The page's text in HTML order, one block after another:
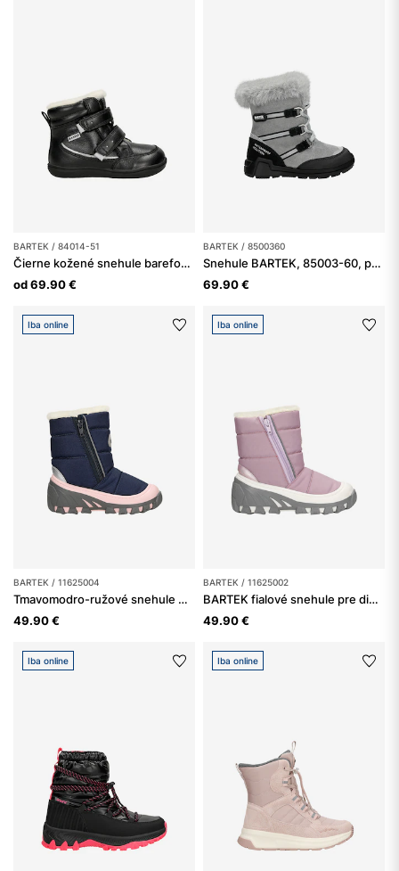
BARTEK / 84014-51
Čierne kožené snehule barefoot s prírodným vlneným zateplením BARTEK 84014-51
od 69.90 €
BARTEK / 8500360
Snehule BARTEK, 85003-60, popolavo-čierne
69.90 €
Iba online
BARTEK / 11625004
Tmavomodro-ružové snehule BARTEK s hydrofóbnou povrchovou úpravou 11625004
49.90 €
Iba online
BARTEK / 11625002
BARTEK fialové snehule pre dievčatá 11625002
49.90 €
Iba online Iba online